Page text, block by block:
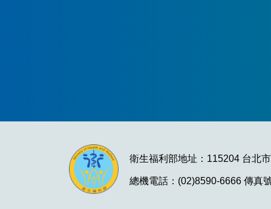
衛生福利部地址：115204 台北
總機電話：(02)8590-6666 傳真